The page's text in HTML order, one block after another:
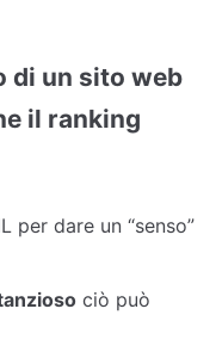
di un sito web
il ranking
per dare un “senso”
ciò può